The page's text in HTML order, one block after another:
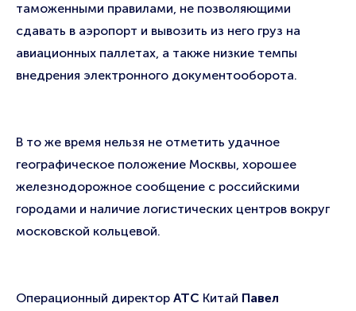
таможенными правилами, не позволяющими
сдавать в аэропорт и вывозить из него груз на
авиационных паллетах, а также низкие темпы
внедрения электронного документооборота.
В то же время нельзя не отметить удачное
географическое положение Москвы, хорошее
железнодорожное сообщение с российскими
городами и наличие логистических центров вокруг
московской кольцевой.
Операционный директор АТС Китай Павел